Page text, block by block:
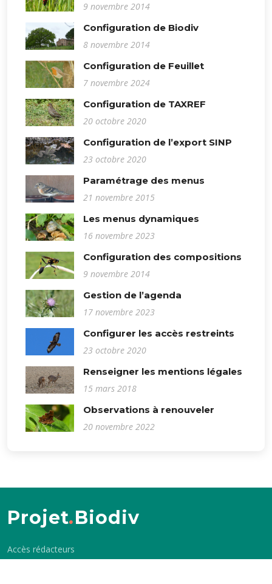
9 novembre 2014
Configuration de Biodiv
8 novembre 2014
Configuration de Feuillet
7 novembre 2024
Configuration de TAXREF
20 octobre 2020
Configuration de l’export SINP
23 octobre 2020
Paramétrage des menus
21 novembre 2015
Les menus dynamiques
16 novembre 2023
Configuration des compositions
9 novembre 2014
Gestion de l’agenda
17 novembre 2023
Configurer les accès restreints
23 octobre 2020
Renseigner les mentions légales
15 mars 2018
Observations à renouveler
20 novembre 2022
Projet.Biodiv
Accès rédacteurs